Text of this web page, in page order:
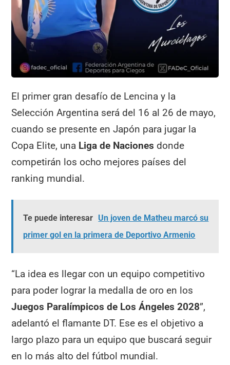
El primer gran desafío de Lencina y la
Selección Argentina será del 16 al 26 de mayo,
cuando se presente en Japón para jugar la
Copa Elite, una Liga de Naciones donde
competirán los ocho mejores países del
ranking mundial.
Te puede interesar Un joven de Matheu marcó su
primer gol en la primera de Deportivo Armenio
“La idea es llegar con un equipo competitivo
para poder lograr la medalla de oro en los
Juegos Paralímpicos de Los Ángeles 2028”,
adelantó el flamante DT. Ese es el objetivo a
largo plazo para un equipo que buscará seguir
en lo más alto del fútbol mundial.